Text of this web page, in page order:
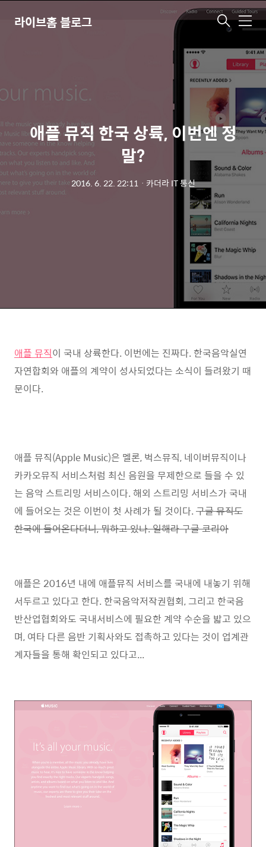
라이브홈 블로그 메
애플 뮤직 한국 상륙, 이번엔 정
말?
2016. 6. 22. 22:11ㆍ 카더라 IT 통신
애플 뮤직이 국내 상륙한다. 이번에는 진짜다. 한국음악실연
자연합회와 애플의 계약이 성사되었다는 소식이 들려왔기 때
문이다.
애플 뮤직(Apple Music)은 멜론, 벅스뮤직, 네이버뮤직이나
카카오뮤직 서비스처럼 최신 음원을 무제한으로 들을 수 있
는 음악 스트리밍 서비스이다. 해외 스트리밍 서비스가 국내
에 들어오는 것은 이번이 첫 사례가 될 것이다. 구글 뮤직도
한국에 들어온다더니, 뭐하고 있나. 일해라 구글 코리아
애플은 2016년 내에 애플뮤직 서비스를 국내에 내놓기 위해
서두르고 있다고 한다. 한국음악저작권협회, 그리고 한국음
반산업협회와도 국내서비스에 필요한 계약 수순을 밟고 있으
며, 여타 다른 음반 기획사와도 접촉하고 있다는 것이 업계관
계자들을 통해 확인되고 있다고...